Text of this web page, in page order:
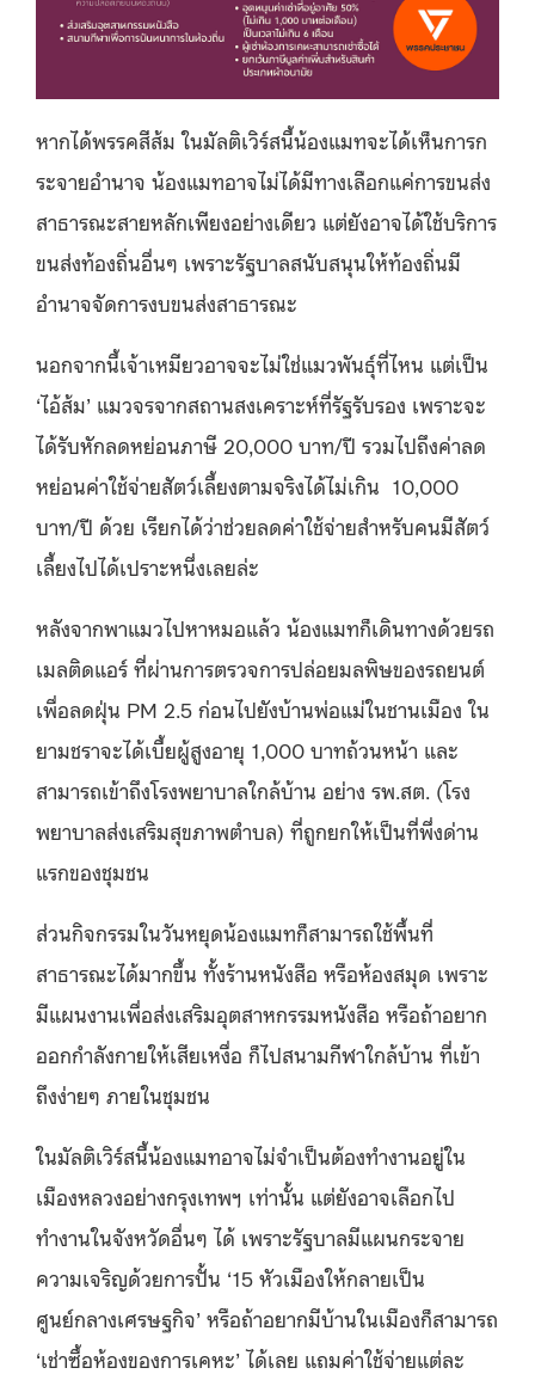
หากได้พรรคสีส้ม ในมัลติเวิร์สนี้น้องแมทจะได้เห็นการก
ระจายอำนาจ น้องแมทอาจไม่ได้มีทางเลือกแค่การขนส่ง
สาธารณะสายหลักเพียงอย่างเดียว แต่ยังอาจได้ใช้บริการ
ขนส่งท้องถิ่นอื่นๆ เพราะรัฐบาลสนับสนุนให้ท้องถิ่นมี
อำนาจจัดการงบขนส่งสาธารณะ
นอกจากนี้เจ้าเหมียวอาจจะไม่ใช่แมวพันธุ์ที่ไหน แต่เป็น
‘ไอ้ส้ม’ แมวจรจากสถานสงเคราะห์ที่รัฐรับรอง เพราะจะ
ได้รับหักลดหย่อนภาษี 20,000 บาท/ปี รวมไปถึงค่าลด
หย่อนค่าใช้จ่ายสัตว์เลี้ยงตามจริงได้ไม่เกิน 10,000
บาท/ปี ด้วย เรียกได้ว่าช่วยลดค่าใช้จ่ายสำหรับคนมีสัตว์
เลี้ยงไปได้เปราะหนึ่งเลยล่ะ
หลังจากพาแมวไปหาหมอแล้ว น้องแมทก็เดินทางด้วยรถ
เมลติดแอร์ ที่ผ่านการตรวจการปล่อยมลพิษของรถยนต์
เพื่อลดฝุ่น PM 2.5 ก่อนไปยังบ้านพ่อแม่ในชานเมือง ใน
ยามชราจะได้เบี้ยผู้สูงอายุ 1,000 บาทถ้วนหน้า และ
สามารถเข้าถึงโรงพยาบาลใกล้บ้าน อย่าง รพ.สต. (โรง
พยาบาลส่งเสริมสุขภาพตำบล) ที่ถูกยกให้เป็นที่พึ่งด่าน
แรกของชุมชน
ส่วนกิจกรรมในวันหยุดน้องแมทก็สามารถใช้พื้นที่
สาธารณะได้มากขึ้น ทั้งร้านหนังสือ หรือห้องสมุด เพราะ
มีแผนงานเพื่อส่งเสริมอุตสาหกรรมหนังสือ หรือถ้าอยาก
ออกกำลังกายให้เสียเหงื่อ ก็ไปสนามกีฬาใกล้บ้าน ที่เข้า
ถึงง่ายๆ ภายในชุมชน
ในมัลติเวิร์สนี้น้องแมทอาจไม่จำเป็นต้องทำงานอยู่ใน
เมืองหลวงอย่างกรุงเทพฯ เท่านั้น แต่ยังอาจเลือกไป
ทำงานในจังหวัดอื่นๆ ได้ เพราะรัฐบาลมีแผนกระจาย
ความเจริญด้วยการปั้น ‘15 หัวเมืองให้กลายเป็น
ศูนย์กลางเศรษฐกิจ’ หรือถ้าอยากมีบ้านในเมืองก็สามารถ
‘เช่าซื้อห้องของการเคหะ’ ได้เลย แถมค่าใช้จ่ายแต่ละ